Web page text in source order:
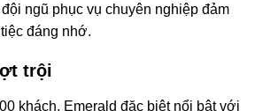
ngũ phục vụ chuyên nghiệp đảm
đáng nhớ.
trội
khách, Emerald đặc biệt nổi bật với